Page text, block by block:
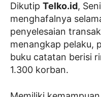
Dikutip Telko.id,
menghafalnya
penyelesaian
menangkap pelaku,
buku catatan berisi
1.300 korban.